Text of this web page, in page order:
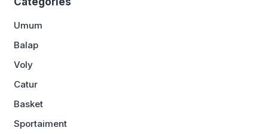
Umum
Balap
Voly
Catur
Basket
Sportaiment